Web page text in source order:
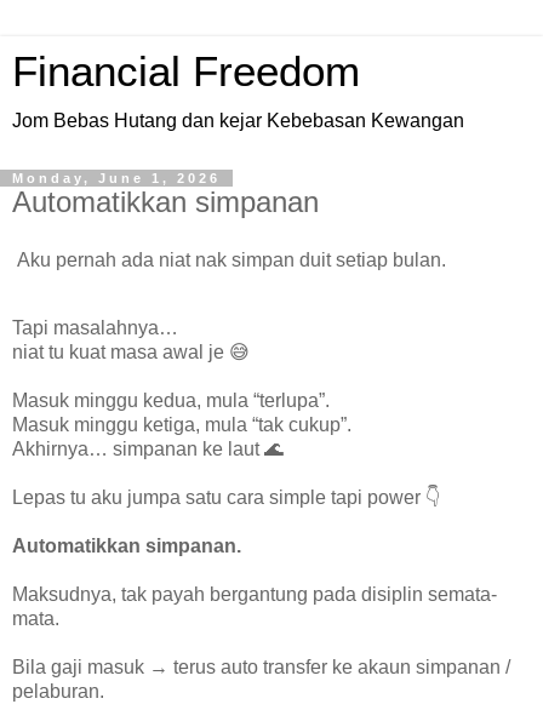
Financial Freedom
Jom Bebas Hutang dan kejar Kebebasan Kewangan
Monday, June 1, 2026
Automatikkan simpanan
Aku pernah ada niat nak simpan duit setiap bulan.
Tapi masalahnya…
niat tu kuat masa awal je 😅
Masuk minggu kedua, mula “terlupa”.
Masuk minggu ketiga, mula “tak cukup”.
Akhirnya… simpanan ke laut 🌊
Lepas tu aku jumpa satu cara simple tapi power 👇
Automatikkan simpanan.
Maksudnya, tak payah bergantung pada disiplin semata-
mata.
Bila gaji masuk → terus auto transfer ke akaun simpanan /
pelaburan.